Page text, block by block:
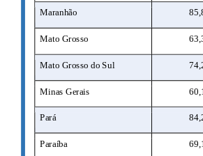
Maranhão
Mato Grosso
Mato Grosso do Sul
Minas Gerais
Pará
Paraíba